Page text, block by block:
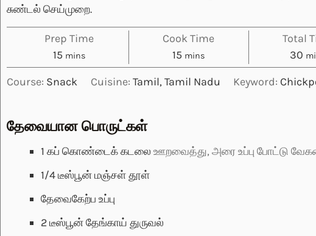
சுண்டல் செய்முறை.
Prep Time
15minutes
mins
Cook Time
15minutes
mins
Total
30
Course: Snack Cuisine: Tamil, Tamil Nadu Keyword:
தேவையான பொருட்கள்
1 கப் கொண்டைக் கடலை ஊறவைத்து, அரை உப்பு போட்டு
1/4டீஸ்பூன்மஞ்சள் தூள்
தேவைகேற்ப உப்பு
2டீஸ்பூன்தேங்காய் துருவல்